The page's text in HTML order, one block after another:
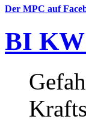
Der MPC auf
BI KW